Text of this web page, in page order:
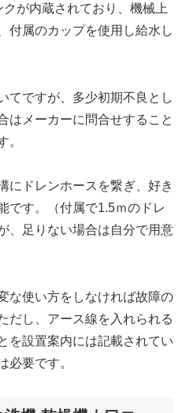
が内蔵されており、機械上
付属のカップを使用し給水し
てですが、多少初期不良とし
はメーカーに問合せすること
。
にドレンホースを繋ぎ、好き
です。（付属で1.5ｍのドレ
、足りない場合は自分で用意
な使い方をしなければ故障の
だし、アース線を入れられる
を設置案内には記載されてい
必要です。